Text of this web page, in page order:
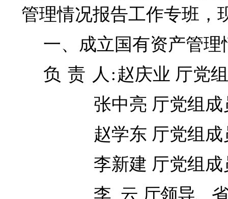
管理情况报告工作专班，
一、成立国有资产管
负 责 人 :赵庆业 厅党
张中亮 厅党组
赵学东 厅党组
李新建 厅党组
李 云 厅领导、